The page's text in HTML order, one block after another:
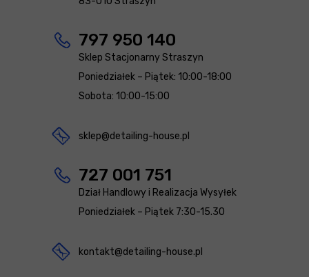
797 950 140
Sklep Stacjonarny Straszyn
Poniedziałek – Piątek: 10:00-18:00
Sobota: 10:00-15:00
sklep@detailing-house.pl
727 001 751
Dział Handlowy i Realizacja Wysyłek
Poniedziałek – Piątek 7:30-15.30
kontakt@detailing-house.pl